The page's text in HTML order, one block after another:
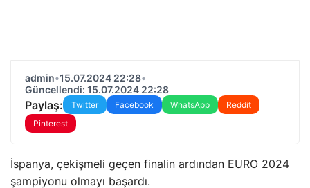
admin•15.07.2024 22:28•
Güncellendi: 15.07.2024 22:28
Paylaş: Twitter Facebook WhatsApp
Reddit
Pinterest
İspanya, çekişmeli geçen finalin ardından EURO 2024
şampiyonu olmayı başardı.